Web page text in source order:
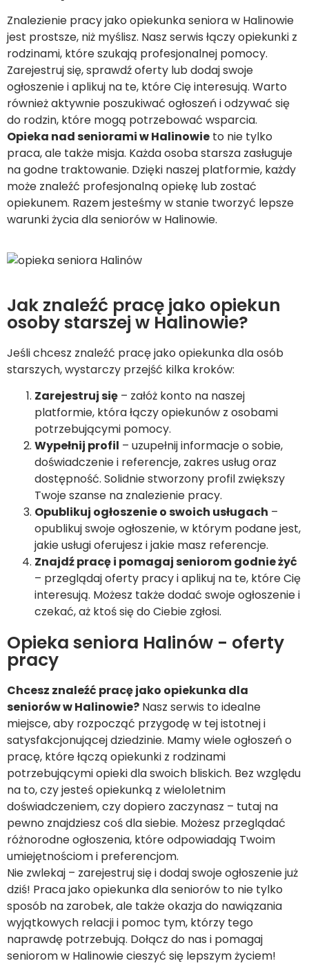
Znalezienie pracy jako opiekunka seniora w Halinowie
jest prostsze, niż myślisz. Nasz serwis łączy opiekunki z
rodzinami, które szukają profesjonalnej pomocy.
Zarejestruj się, sprawdź oferty lub dodaj swoje
ogłoszenie i aplikuj na te, które Cię interesują. Warto
również aktywnie poszukiwać ogłoszeń i odzywać się
do rodzin, które mogą potrzebować wsparcia.
Opieka nad seniorami w Halinowie to nie tylko
praca, ale także misja. Każda osoba starsza zasługuje
na godne traktowanie. Dzięki naszej platformie, każdy
może znaleźć profesjonalną opiekę lub zostać
opiekunem. Razem jesteśmy w stanie tworzyć lepsze
warunki życia dla seniorów w Halinowie.
Jak znaleźć pracę jako opiekun
osoby starszej w Halinowie?
Jeśli chcesz znaleźć pracę jako opiekunka dla osób
starszych, wystarczy przejść kilka kroków:
Zarejestruj się – załóż konto na naszej
platformie, która łączy opiekunów z osobami
potrzebującymi pomocy.
Wypełnij profil – uzupełnij informacje o sobie,
doświadczenie i referencje, zakres usług oraz
dostępność. Solidnie stworzony profil zwiększy
Twoje szanse na znalezienie pracy.
Opublikuj ogłoszenie o swoich usługach –
opublikuj swoje ogłoszenie, w którym podane jest,
jakie usługi oferujesz i jakie masz referencje.
Znajdź pracę i pomagaj seniorom godnie żyć
– przeglądaj oferty pracy i aplikuj na te, które Cię
interesują. Możesz także dodać swoje ogłoszenie i
czekać, aż ktoś się do Ciebie zgłosi.
Opieka seniora Halinów - oferty
pracy
Chcesz znaleźć pracę jako opiekunka dla
seniorów w Halinowie? Nasz serwis to idealne
miejsce, aby rozpocząć przygodę w tej istotnej i
satysfakcjonującej dziedzinie. Mamy wiele ogłoszeń o
pracę, które łączą opiekunki z rodzinami
potrzebującymi opieki dla swoich bliskich. Bez względu
na to, czy jesteś opiekunką z wieloletnim
doświadczeniem, czy dopiero zaczynasz – tutaj na
pewno znajdziesz coś dla siebie. Możesz przeglądać
różnorodne ogłoszenia, które odpowiadają Twoim
umiejętnościom i preferencjom.
Nie zwlekaj – zarejestruj się i dodaj swoje ogłoszenie już
dziś! Praca jako opiekunka dla seniorów to nie tylko
sposób na zarobek, ale także okazja do nawiązania
wyjątkowych relacji i pomoc tym, którzy tego
naprawdę potrzebują. Dołącz do nas i pomagaj
seniorom w Halinowie cieszyć się lepszym życiem!